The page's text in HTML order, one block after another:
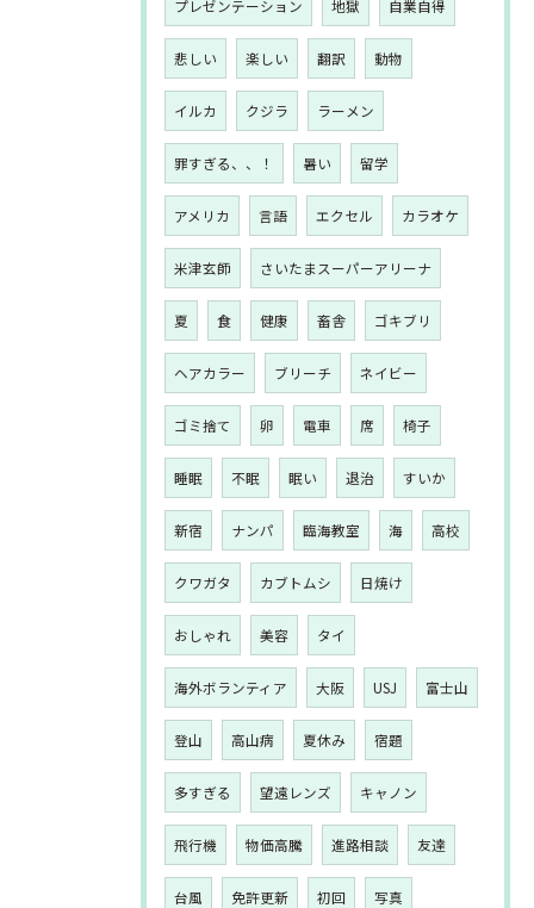
プレゼンテーション 地獄 自業自得
悲しい 楽しい 翻訳 動物
イルカ クジラ ラーメン
罪すぎる、、！ 暑い 留学
アメリカ 言語 エクセル カラオケ
米津玄師 さいたまスーパーアリーナ
夏 食 健康 畜舎 ゴキブリ
ヘアカラー ブリーチ ネイビー
ゴミ捨て 卵 電車 席 椅子
睡眠 不眠 眠い 退治 すいか
新宿 ナンパ 臨海教室 海 高校
クワガタ カブトムシ 日焼け
おしゃれ 美容 タイ
海外ボランティア 大阪 USJ 富士山
登山 高山病 夏休み 宿題
多すぎる 望遠レンズ キャノン
飛行機 物価高騰 進路相談 友達
台風 免許更新 初回 写真